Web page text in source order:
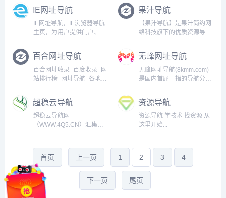
整理,排序,按行业分类)；搜
获百科(生活出行,科技网络,
你问我答,学习提升)；搜获
故事(童话故事,寓言故事,原
件、笑话及游戏等，提供实
用工具、天气预报、百姓宽
带、移动宽带、电信宽带、
免费宽带等业务在线办理,二
IE网址导航
IE网址导航，IE浏览器导航
主页，为用户提供门户、新
种分类的优秀内容和网站入
口，提供简单便捷好用的上
网导航服务和网址大全，极
速上网，从IE导航开始!...
果汁导航
【果汁导航】是果汁简约网
络科技旗下的优质资源导航
乐、科技、知识、实用工
具、考研、找工作等各个领
域的优质站点。...
百合网址导航
百合网址收录_百度收录_网
站排行榜_网址导航_各地网
百合网址导航...
无峰网址导航
无峰网址导航(8kmm.com)
是国内首屈一指的导航分类
站供网友检索，无峰网址导
航致力于为广大用户推荐各
行各业优秀网站，国内外网
站大全尽在八千导航。...
超稳云导航
超稳云导航网
（WWW.4Q5.CN）汇集全
乐，动漫，电影，视频，图
片，壁纸等各类型优秀网
站，与搜索完美结合，提供
最简单便捷的网上导航服
务！本站立志成为综合网...
资源导航
资源导航 学技术 找资源 从
这里开始...
首页 上一页 1 2 3 4
下一页 尾页